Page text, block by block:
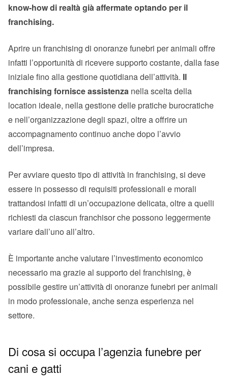
know-how di realtà già affermate optando per il
franchising.
Aprire un franchising di onoranze funebri per animali offre
infatti l’opportunità di ricevere supporto costante, dalla fase
iniziale fino alla gestione quotidiana dell’attività. Il
franchising fornisce assistenza nella scelta della
location ideale, nella gestione delle pratiche burocratiche
e nell’organizzazione degli spazi, oltre a offrire un
accompagnamento continuo anche dopo l’avvio
dell’impresa.
Per avviare questo tipo di attività in franchising, si deve
essere in possesso di requisiti professionali e morali
trattandosi infatti di un’occupazione delicata, oltre a quelli
richiesti da ciascun franchisor che possono leggermente
variare dall’uno all’altro.
È importante anche valutare l’investimento economico
necessario ma grazie al supporto del franchising, è
possibile gestire un’attività di onoranze funebri per animali
in modo professionale, anche senza esperienza nel
settore.
Di cosa si occupa l’agenzia funebre per
cani e gatti